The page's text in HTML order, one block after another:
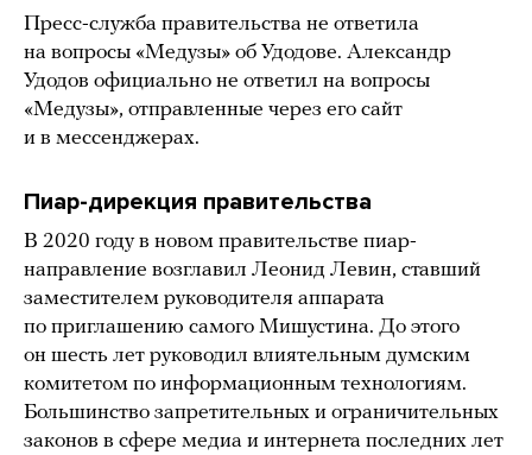
Пресс-служба правительства не ответила
на вопросы «Медузы» об Удодове. Александр
Удодов официально не ответил на вопросы
«Медузы», отправленные через его сайт
и в мессенджерах.
Пиар-дирекция правительства
В 2020 году в новом правительстве пиар-
направление возглавил Леонид Левин, ставший
заместителем руководителя аппарата
по приглашению самого Мишустина. До этого
он шесть лет руководил влиятельным думским
комитетом по информационным технологиям.
Большинство запретительных и ограничительных
законов в сфере медиа и интернета последних лет